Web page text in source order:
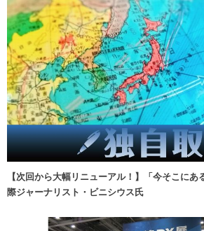
【次回から大幅リニューアル！】「今そこに
際ジャーナリスト・ビニシウス氏